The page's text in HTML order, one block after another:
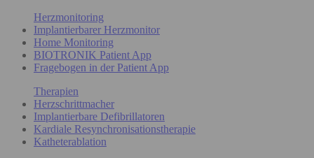
Herzmonitoring
Implantierbarer Herzmonitor
Home Monitoring
BIOTRONIK Patient App
Fragebogen in der Patient App
Therapien
Herzschrittmacher
Implantierbare Defibrillatoren
Kardiale Resynchronisationstherapie
Katheterablation